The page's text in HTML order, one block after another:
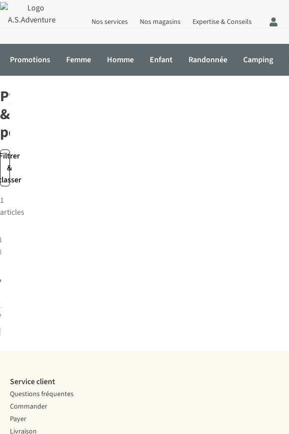
Nos services Nos magasins Expertise & Conseils
Promotions Femme Homme Enfant Randonnée Camping
&
Pyjamas
&
peignoirs
1
articles
Nouveau
Kids Only
Pyjama
€32,99
1
disponible
Service client
Questions fréquentes
Commander
Payer
Livraison